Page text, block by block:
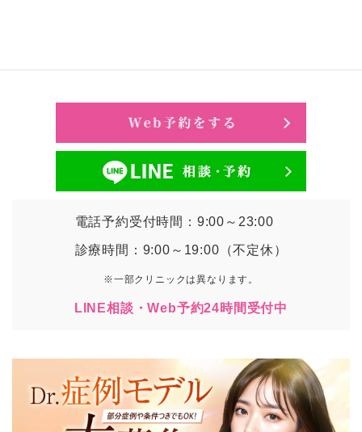
電話予約受付時間：9:00～23:00
診療時間：9:00～19:00（不定休）
※一部クリニックは異なります。
LINE相談・Web予約24時間受付中